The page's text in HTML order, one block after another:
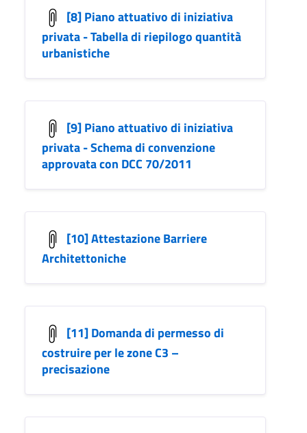
[8] Piano attuativo di iniziativa
privata - Tabella di riepilogo quantità
urbanistiche
[9] Piano attuativo di iniziativa
privata - Schema di convenzione
approvata con DCC 70/2011
[10] Attestazione Barriere
Architettoniche
[11] Domanda di permesso di
costruire per le zone C3 –
precisazione